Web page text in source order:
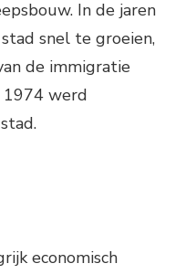
In de jaren
snel te groeien,
de immigratie
1974 werd
economisch